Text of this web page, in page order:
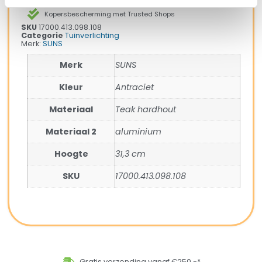
Kopersbescherming met Trusted Shops
SKU17000.413.098.108
Categorie Tuinverlichting
Merk:SUNS
Merk
SUNS
Kleur
Antraciet
Materiaal
Teak hardhout
Materiaal 2
aluminium
Hoogte
31,3 cm
SKU
17000.413.098.108